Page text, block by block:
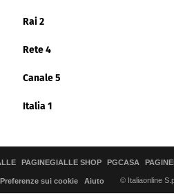
Rai 2
Rete 4
Canale 5
Italia 1
PAGINEGIALLE SHOP PGCASA
Preferenze sui cookie Aiuto © Italiaonline